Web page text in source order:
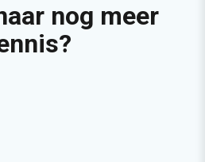
nog meer